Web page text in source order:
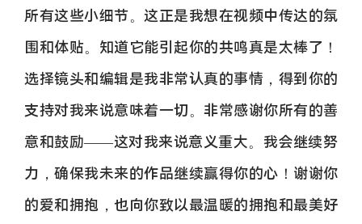
所有这些小细节。这正是我想在视频中传达的氛
围和体贴。知道它能引起你的共鸣真是太棒了！
选择镜头和编辑是我非常认真的事情，得到你的
支持对我来说意味着一切。非常感谢你所有的善
意和鼓励——这对我来说意义重大。我会继续努
力，确保我未来的作品继续赢得你的心！谢谢你
的爱和拥抱，也向你致以最温暖的拥抱和最美好